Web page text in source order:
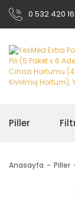
0 532 420
Piller
Anasayfa Piller